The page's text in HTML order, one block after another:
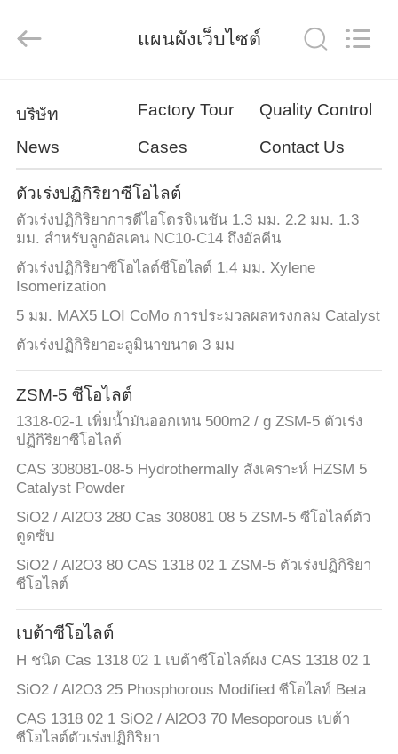
บ้าน
สินค้า
เกี่ยว
กับ
เรา
ทัวร์
โรงงาน
ควบคุม
คุณภาพ
เรา
ข่าว
CATALYSTS
GROUP
แผนผังเว็บไซต์
บริษัท Factory Tour
Quality Control
News
Cases Contact Us
ตัวเร่งปฏิกิริยาซีโอไลต์
ตัวเร่งปฏิกิริยาการดีไฮโดรจิเนชัน 1.3 มม. 2.2 มม. 1.3
มม. สำหรับลูกอัลเคน NC10-C14 ถึงอัลคีน
ตัวเร่งปฏิกิริยาซีโอไลต์ซีโอไลต์ 1.4 มม. Xylene
Isomerization
5 มม. MAX5 LOI CoMo การประมวลผลทรงกลม Catalyst
ตัวเร่งปฏิกิริยาอะลูมินาขนาด 3 มม
ZSM-5 ซีโอไลต์
1318-02-1 เพิ่มน้ำมันออกเทน 500m2 / g ZSM-5 ตัวเร่ง
ปฏิกิริยาซีโอไลต์
CAS 308081-08-5 Hydrothermally สังเคราะห์ HZSM 5
Catalyst Powder
SiO2 / Al2O3 280 Cas 308081 08 5 ZSM-5 ซีโอไลต์ตัว
ดูดซับ
SiO2 / Al2O3 80 CAS 1318 02 1 ZSM-5 ตัวเร่งปฏิกิริยา
ซีโอไลต์
เบต้าซีโอไลต์
H ชนิด Cas 1318 02 1 เบต้าซีโอไลต์ผง CAS 1318 02 1
SiO2 / Al2O3 25 Phosphorous Modified ซีโอไลท์ Beta
CAS 1318 02 1 SiO2 / Al2O3 70 Mesoporous เบต้า
ซีโอไลต์ตัวเร่งปฏิกิริยา